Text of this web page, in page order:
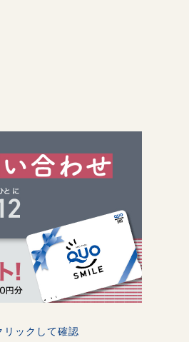
ックして確認